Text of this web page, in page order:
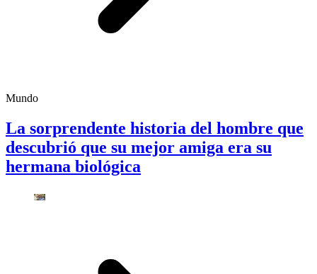
Mundo
La sorprendente historia del hombre que
descubrió que su mejor amiga era su
hermana biológica